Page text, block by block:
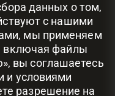
69
данных о том,
с нашими
мы применяем
включая файлы
вы соглашаетесь
и условиями
разрешение на